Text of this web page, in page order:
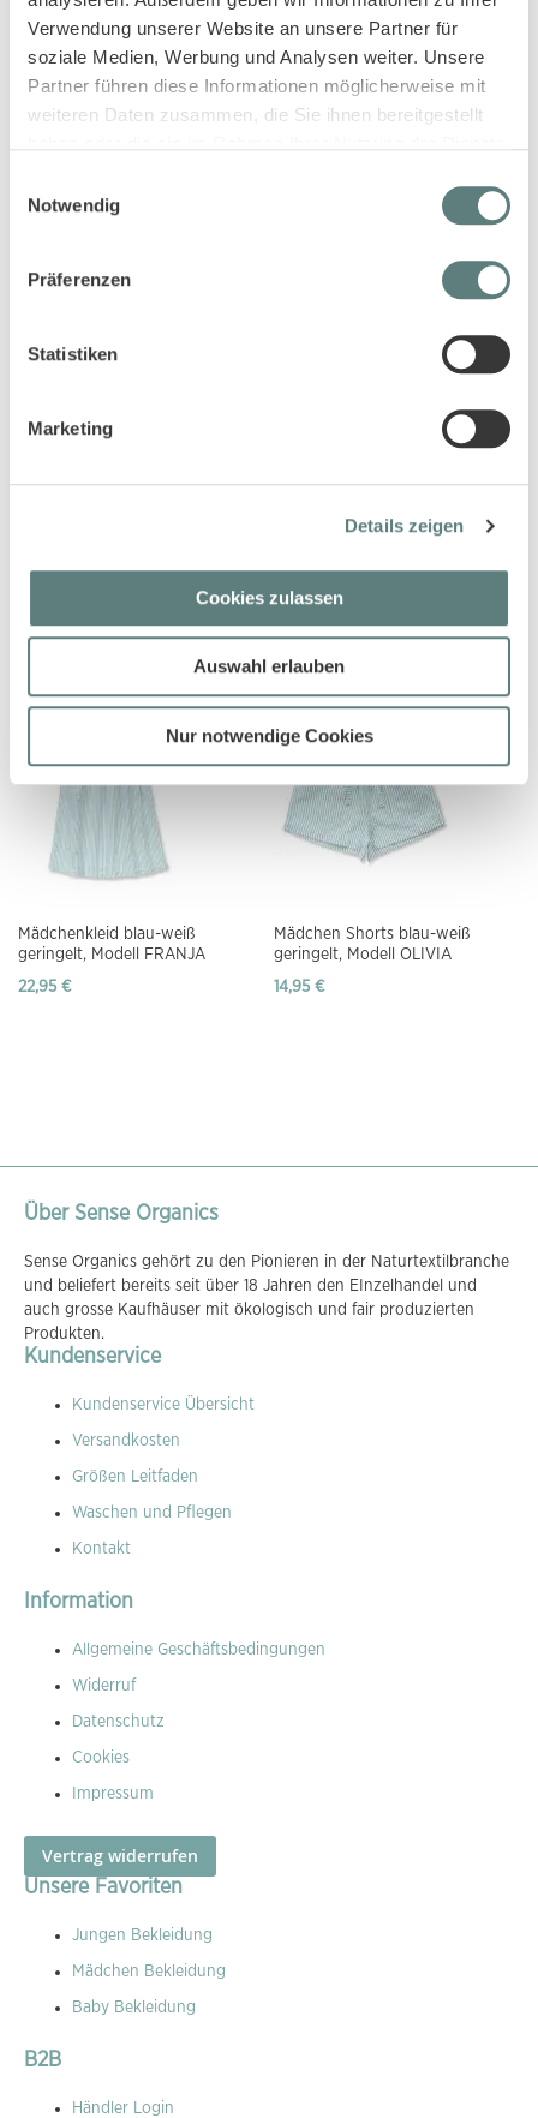
Verwendung unserer Website an unsere Partner für
soziale Medien, Werbung und Analysen weiter. Unsere
Partner führen diese Informationen möglicherweise mit
weiteren Daten zusammen, die Sie ihnen bereitgestellt
Notwendig
Präferenzen
Statistiken
Marketing
Details zeigen
Cookies zulassen
Auswahl erlauben
Nur notwendige Cookies
geringelt, Modell NOOANA
17,95 €
Mädchenrock mit Früchtemotiv,
Modell MALIA
13,95 €
Mädchenkleid blau-weiß
geringelt, Modell FRANJA
22,95 €
Mädchen Shorts blau-weiß
geringelt, Modell OLIVIA
14,95 €
Über Sense Organics
Sense Organics gehört zu den Pionieren in der Naturtextilbranche
und beliefert bereits seit über 18 Jahren den EInzelhandel und
auch grosse Kaufhäuser mit ökologisch und fair produzierten
Produkten.
Kundenservice
Kundenservice Übersicht
Versandkosten
Größen Leitfaden
Waschen und Pflegen
Kontakt
Information
Allgemeine Geschäftsbedingungen
Widerruf
Datenschutz
Cookies
Impressum
Vertrag widerrufen
Unsere Favoriten
Jungen Bekleidung
Mädchen Bekleidung
Baby Bekleidung
B2B
Händler Login